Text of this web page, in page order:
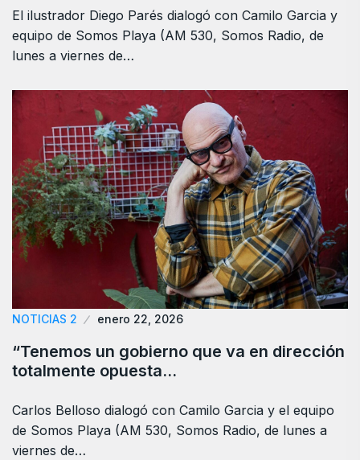
El ilustrador Diego Parés dialogó con Camilo Garcia y
equipo de Somos Playa (AM 530, Somos Radio, de
lunes a viernes de…
NOTICIAS 2 enero 22, 2026
“Tenemos un gobierno que va en dirección
totalmente opuesta…
Carlos Belloso dialogó con Camilo Garcia y el equipo
de Somos Playa (AM 530, Somos Radio, de lunes a
viernes de…